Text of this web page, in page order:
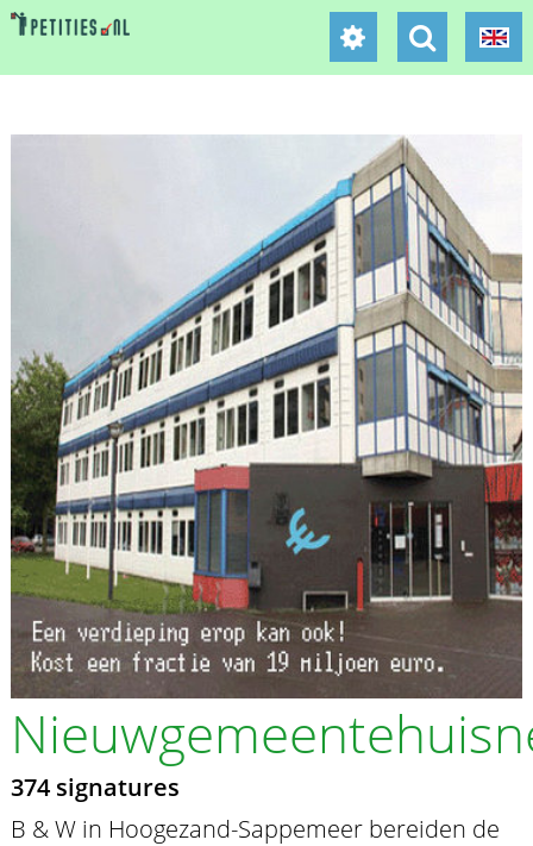
374 signatures
B & W in Hoogezand-Sappemeer bereiden de